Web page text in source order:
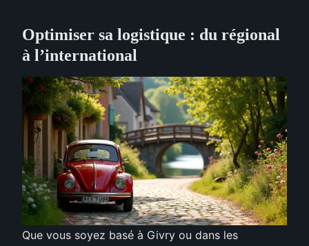
Optimiser sa logistique : du régional
à l’international
Que vous soyez basé à Givry ou dans les